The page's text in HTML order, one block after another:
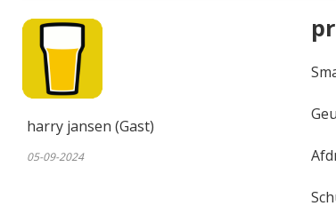
harry jansen (Gast)
05-09-2024